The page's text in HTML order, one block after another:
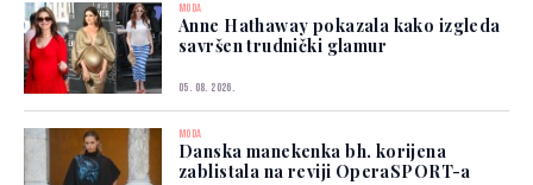
MODA
Anne Hathaway pokazala kako izgleda
savršen trudnički glamur
05. 08. 2026.
MODA
Danska manekenka bh. korijena
zablistala na reviji OperaSPORT-a